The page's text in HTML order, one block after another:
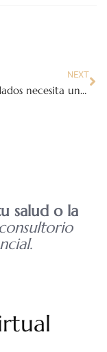
NEXT
¿Qué cuidados necesita un recién nacido justo después de nacer?
salud o la